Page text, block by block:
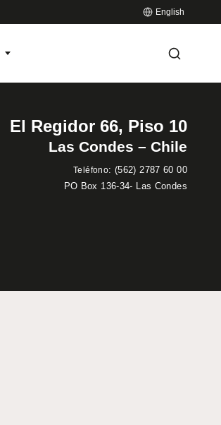
English
El Regidor 66, Piso 10
Las Condes – Chile
Teléfono: (562) 2787 60 00
PO Box 136-34- Las Condes